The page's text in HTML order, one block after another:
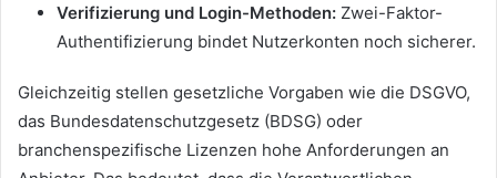
Verifizierung und Login-Methoden: Zwei-Faktor-
Authentifizierung bindet Nutzerkonten noch sicherer.
Gleichzeitig stellen gesetzliche Vorgaben wie die DSGVO,
das Bundesdatenschutzgesetz (BDSG) oder
branchenspezifische Lizenzen hohe Anforderungen an